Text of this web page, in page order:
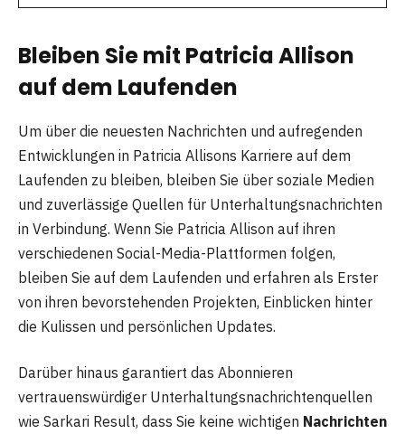
Bleiben Sie mit Patricia Allison
auf dem Laufenden
Um über die neuesten Nachrichten und aufregenden
Entwicklungen in Patricia Allisons Karriere auf dem
Laufenden zu bleiben, bleiben Sie über soziale Medien
und zuverlässige Quellen für Unterhaltungsnachrichten
in Verbindung. Wenn Sie Patricia Allison auf ihren
verschiedenen Social-Media-Plattformen folgen,
bleiben Sie auf dem Laufenden und erfahren als Erster
von ihren bevorstehenden Projekten, Einblicken hinter
die Kulissen und persönlichen Updates.
Darüber hinaus garantiert das Abonnieren
vertrauenswürdiger Unterhaltungsnachrichtenquellen
wie Sarkari Result, dass Sie keine wichtigen Nachrichten